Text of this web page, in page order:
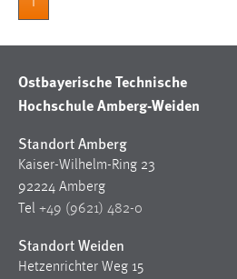
Ostbayerische Technische
Hochschule Amberg-Weiden
Standort Amberg
Kaiser-Wilhelm-Ring 23
92224 Amberg
Tel +49 (9621) 482-0
Standort Weiden
Hetzenrichter Weg 15
MibewSessionID, mibew-chat-
Jahre, MIBEW_UserID = 1 Jahr
Login
Name:
fe_user, be_user,